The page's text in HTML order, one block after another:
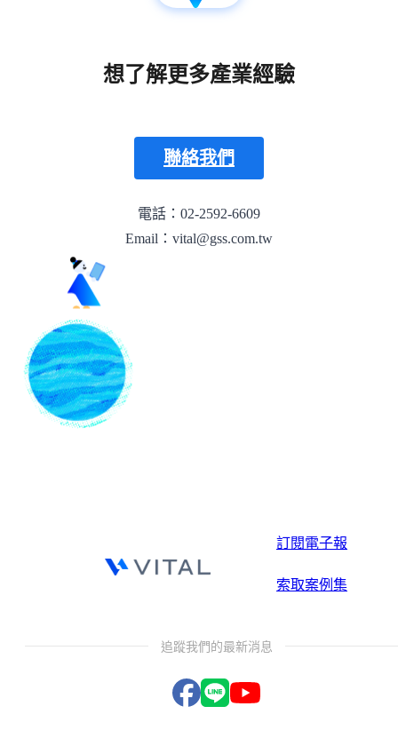
想了解更多產業經驗
聯絡我們
電話：02-2592-6609
Email：vital@gss.com.tw
訂閱電子報
索取案例集
追蹤我們的最新消息